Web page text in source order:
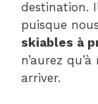
destination.
puisque
skiables à
n’aurez
arriver.